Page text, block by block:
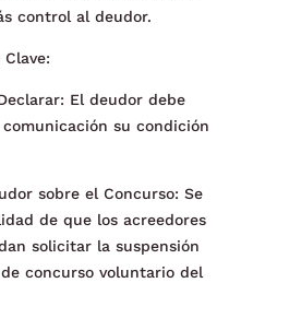
control al deudor.
El deudor debe
su condición
sobre el Concurso: Se
de que los acreedores
solicitar la suspensión
concurso voluntario del